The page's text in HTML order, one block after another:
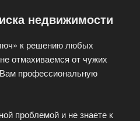
недвижимости
к решению любых
отмахиваемся от чужих
профессиональную
проблемой и не знаете к